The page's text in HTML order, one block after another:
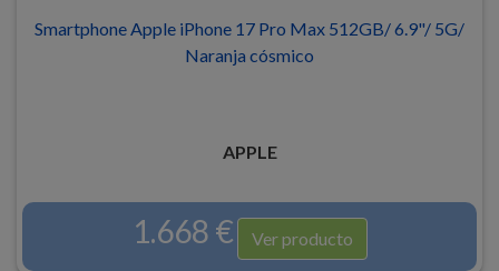
Smartphone Apple iPhone 17 Pro Max 512GB/ 6.9"/ 5G/
Naranja cósmico
APPLE
1.668 € Ver producto